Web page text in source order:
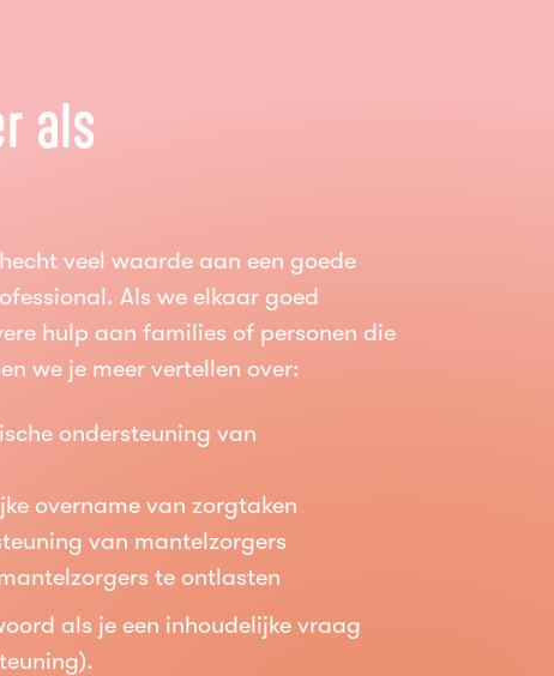
als
veel waarde aan een goede
Als we elkaar goed
hulp aan families of personen die
we je meer vertellen over:
ondersteuning van
overname van zorgtaken
van mantelzorgers
te ontlasten
als je een inhoudelijke vraag